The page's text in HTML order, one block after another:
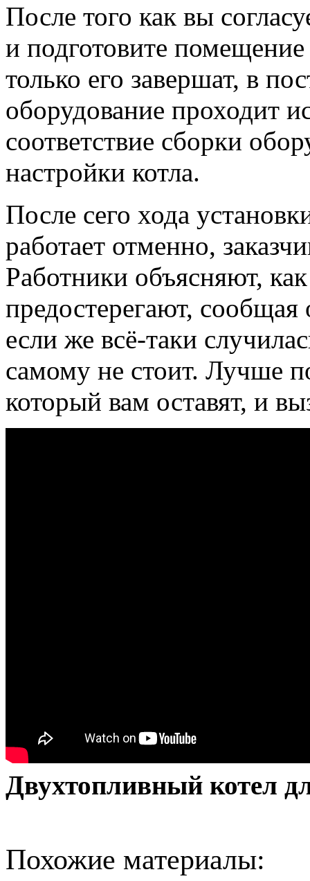
После того как вы
и подготовите
только его завершат, в
оборудование проходит
соответствие сборки
настройки котла.
После сего хода
работает отменно,
Работники объясняют,
предостерегают, сообщая
если же всё-таки
самому не стоит. Лучше
который вам оставят, и
Двухтопливный котел
Похожие материалы: